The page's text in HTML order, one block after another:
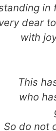
in
dear
with
This
who
So do not